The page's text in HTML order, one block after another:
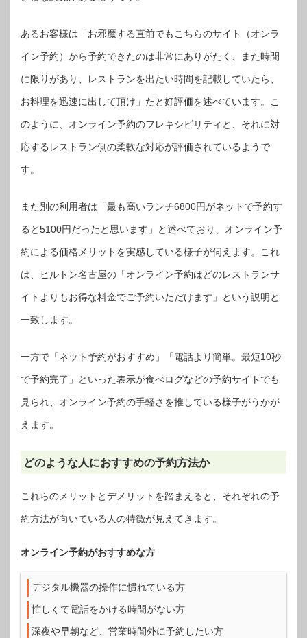
あるお客様は「お邪魔する直前でもこちらのサイト（オンラ
イン予約）から予約できたのは非常にありがたく、また時間
に限りがあり、レストランを出たい時間を記載していたら、
お料理を迅速に出して頂け」たと好評価を述べています。こ
のように、オンライン予約のフレキシビリティと、それに対
応するレストラン側の柔軟な対応が評価されているようで
す。
また別の利用者は「最も高いランチ6800円がネットで予約す
ると5100円だったと思います」と述べており、オンライン予
約による価格メリットを実感している様子が伺えます。これ
は、ヒルトン名古屋の「オンライン予約はどのレストランサ
イトよりもお得な料金でご予約いただけます」という説明と
一致します。
一方で「ネット予約がおすすめ」「電話より簡単。最短10秒
で予約完了」といった表示が食べログなどの予約サイトでも
見られ、オンライン予約の手軽さを推している様子がうかが
えます。
どのような人におすすめの予約方法か
これらのメリットとデメリットを踏まえると、それぞれの予
約方法が向いている人の特徴が見えてきます。
オンライン予約がおすすめな方
デジタル機器の操作に慣れている方
忙しくて電話をかける時間がない方
深夜や早朝など、営業時間外に予約したい方